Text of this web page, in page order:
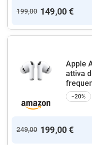
199,00 149,00 €
Apple
attiva
−20%
249,00 199,00 €